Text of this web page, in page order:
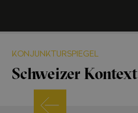
KONJUNKTURSPIEGEL
Schweizer Kontext